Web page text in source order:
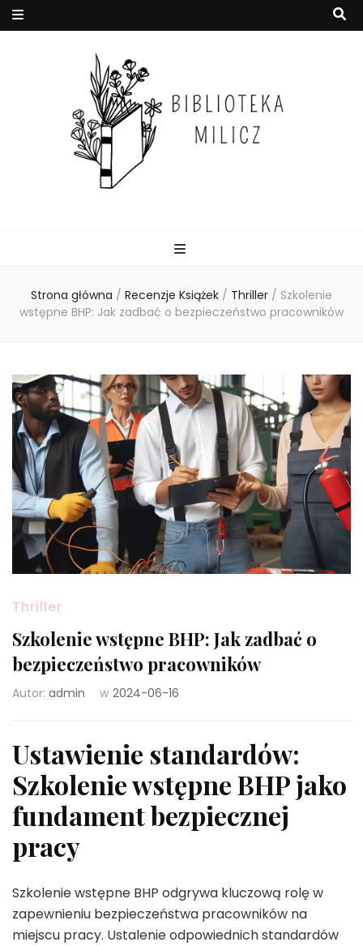
Strona główna / Recenzje Książek / Thriller / Szkolenie
wstępne BHP: Jak zadbać o bezpieczeństwo pracowników
Thriller
Szkolenie wstępne BHP: Jak zadbać o
bezpieczeństwo pracowników
Autor: admin w 2024-06-16
Ustawienie standardów:
Szkolenie wstępne BHP jako
fundament bezpiecznej
pracy
Szkolenie wstępne BHP odgrywa kluczową rolę w
zapewnieniu bezpieczeństwa pracowników na
miejscu pracy. Ustalenie odpowiednich standardów